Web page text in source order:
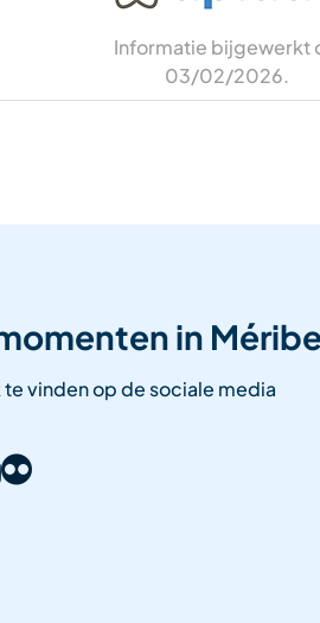
Informatie bijgewerkt
03/02/2026.
in
te vinden op de sociale media